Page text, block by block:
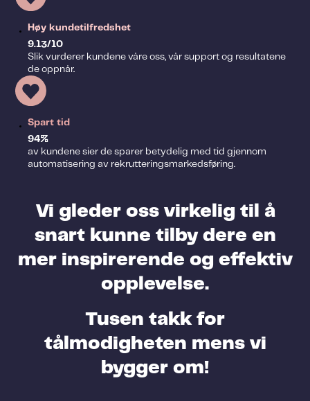
Høy kundetilfredshet
9.13/10
Slik vurderer kundene våre oss, vår support og resultatene
de oppnår.
Spart tid
94%
av kundene sier de sparer betydelig med tid gjennom
automatisering av rekrutteringsmarkedsføring.
Vi gleder oss virkelig til å
snart kunne tilby dere en
mer inspirerende og effektiv
opplevelse.
Tusen takk for
tålmodigheten mens vi
bygger om!